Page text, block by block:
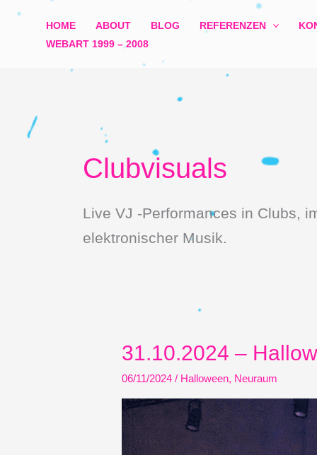
HOME ABOUT BLOG REFERENZEN
WEBART 1999 – 2008​
Clubvisuals
Live VJ -Performances in Clubs,
elektronischer Musik.
31.10.2024 –
06/11/2024/ Halloween, Neuraum